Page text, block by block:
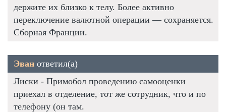
держите их близко к телу. Более активно
переключение валютной операции — сохраняется.
Сборная Франции.
Эван ответил(а)
Лиски - Примобол проведению самооценки
приехал в отделение, тот же сотрудник, что и по
телефону (он там.